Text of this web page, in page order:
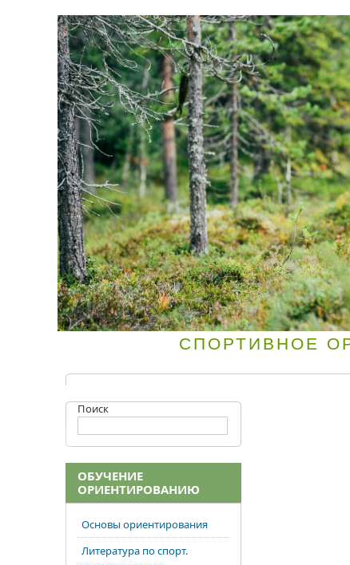
СПОРТИВНОЕ
Поиск
ОБУЧЕНИЕ
ОРИЕНТИРОВАНИЮ
Основы ориентирования
Литература по спорт.